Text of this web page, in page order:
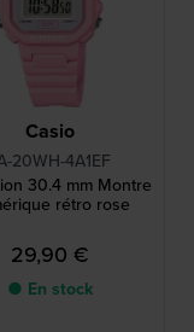
Casio
20WH-4A1EF
30.4 mm Montre
rétro rose
29,90 €
● En stock